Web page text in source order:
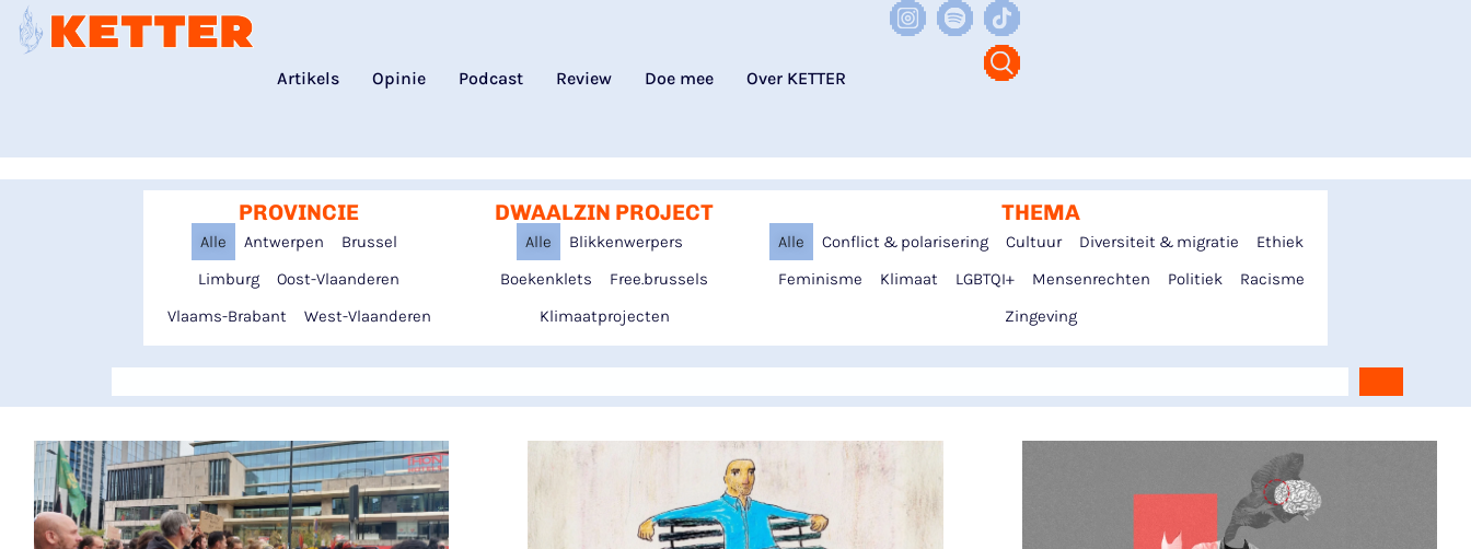
Artikels Opinie Podcast Review Doe mee Over KETTER
PROVINCIE
Antwerpen
Brussel
Limburg
Oost-Vlaanderen
Vlaams-Brabant
West-Vlaanderen
Alle
DWAALZIN PROJECT
Blikkenwerpers
Boekenklets
Free.brussels
Klimaatprojecten
Alle
THEMA
Conflict & polarisering Cultuur Diversiteit & migratie
Ethiek
Feminisme
Klimaat LGBTQI+ Mensenrechten Politiek
Racisme
Zingeving
Alle